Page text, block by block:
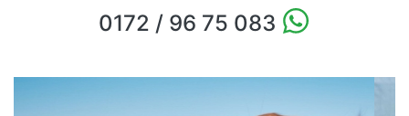
0172 / 96 75 083